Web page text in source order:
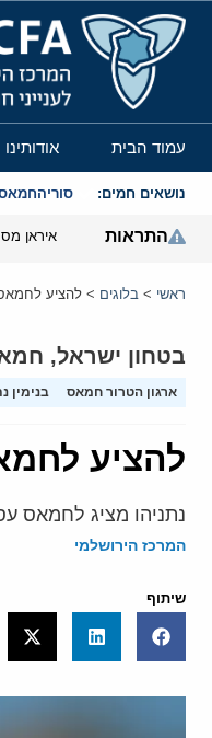
המרכז הירושלמי
עמוד הבית אודותינו
נושאים חמים: סוריה
התראות איראן
ראשי > בלוגים > להציע
בטחון ישראל,
ארגון הטרור חמאס בנימין
להציע
נתניהו מציג לחמאס
המרכז הירושלמי
שיתוף